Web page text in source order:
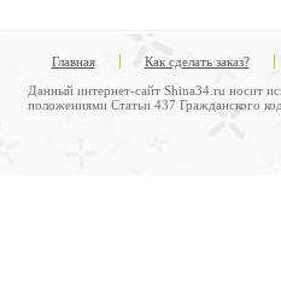
Главная
Как сделать заказ?
Данный интернет-сайт Shina34.ru носит
положениями Статьи 437 Гражданского